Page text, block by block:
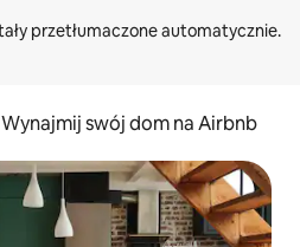
Wynajmij swój dom na Airbnb